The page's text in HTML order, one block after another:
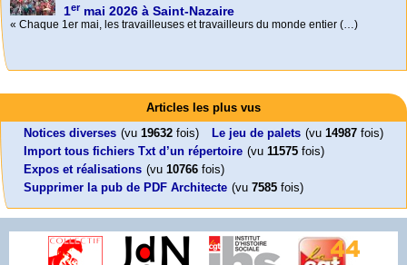
1ermai 2026 à Saint-Nazaire
« Chaque 1er mai, les travailleuses et travailleurs du monde entier (…)
Foutez-nous la paix !
Aujourd’hui, mercredi 18 mars 2026, le président de la République
Emmanuel (…)
Leonard Peltier libre !
Leonard Peltier, un Amérindien condamné deux fois à la prison à vie pour
un (…)
En Pays-de-la-Loire le couperet est tombé !
« La présidente Horizons de la région Pays de la Loire veut faire voter ce (…)
Mon CV... Cette perle indique une nouveauté, ou le dernier travail (…)
Articles les plus vus
Notices diverses (vu 19632 fois) Le jeu de palets (vu 14987 fois)
Import tous fichiers Txt d’un répertoire (vu 11575 fois)
Expos et réalisations (vu 10766 fois)
Supprimer la pub de PDF Architecte (vu 7585 fois)